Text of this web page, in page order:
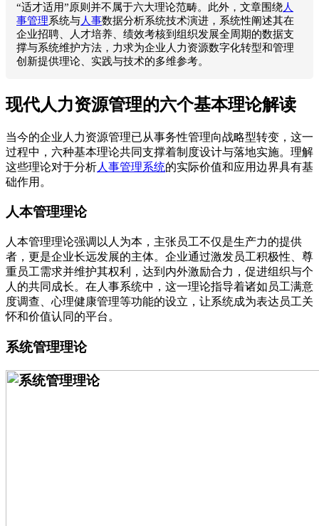
“适才适用”原则并不属于六大理论范畴。此外，文章围绕人
事管理系统与人事数据分析系统技术演进，系统性阐述其在
企业招聘、人才培养、绩效考核到组织发展全周期的数据支
撑与系统维护方法，力求为企业人力资源数字化转型和管理
创新提供理论、实践与技术的多维参考。
现代人力资源管理的六个基本理论解读
当今的企业人力资源管理已从事务性管理向战略型转变，这一
过程中，六种基本理论共同支撑着制度设计与落地实施。理解
这些理论对于分析人事管理系统的实际价值和应用边界具有基
础作用。
人本管理理论
人本管理理论强调以人为本，主张员工不仅是生产力的提供
者，更是企业长远发展的主体。企业通过激发员工积极性、尊
重员工需求并维护其权利，达到内外激励合力，促进组织与个
人的共同成长。在人事系统中，这一理论指导着诸如员工满意
度调查、心理健康管理等功能的设立，让系统成为表达员工关
怀和价值认同的平台。
系统管理理论